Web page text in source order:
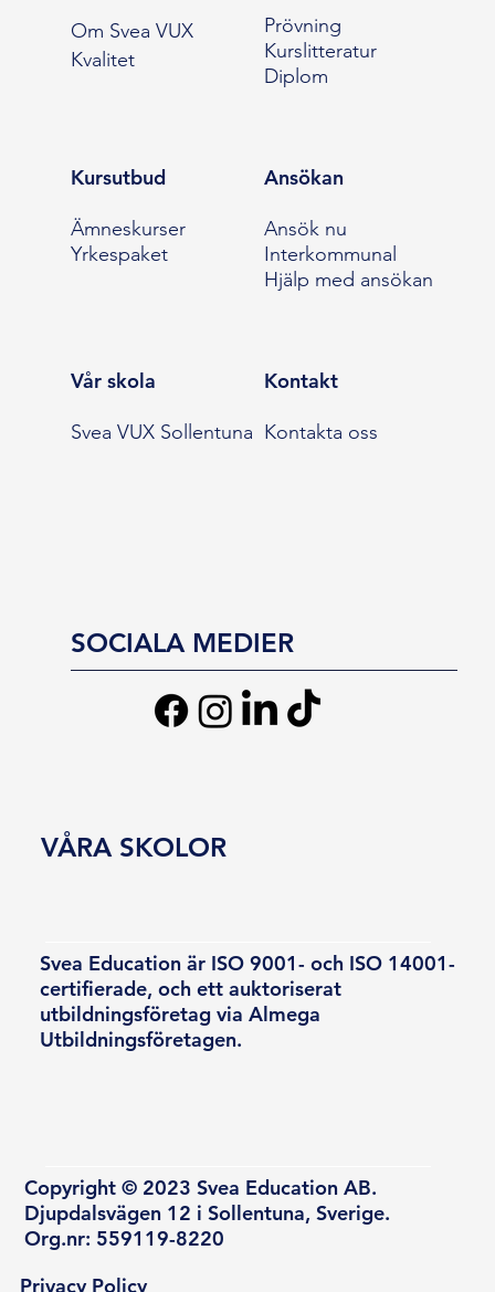
Om Svea VUX
Kvalitet
Prövning
Kurslitteratur
Diplom
Kursutbud
Ämneskurser
Yrkespaket
Ansökan
Ansök nu
Interkommunal
Hjälp med ansökan
Vår skola
Svea VUX Sollentuna
Kontakt
Kontakta oss
SOCIALA MEDIER
Svea Education är ISO 9001- och ISO 14001-
certifierade, och ett auktoriserat
utbildningsföretag via Almega
Utbildningsföretagen.
Copyright © 2023 Svea Education AB.
Djupdalsvägen 12 i Sollentuna, Sverige.
Org.nr: 559119-8220
VÅRA SKOLOR
Privacy Policy